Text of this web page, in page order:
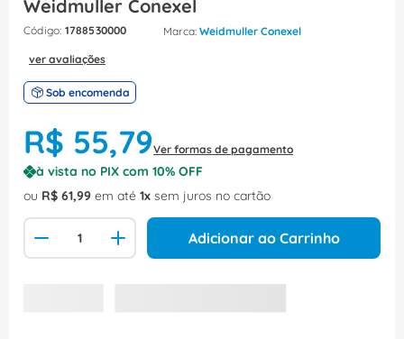
Weidmuller Conexel
: 1788530000 Weidmuller Conexel
ver avaliações
Sob encomenda
R$ 55,79Ver formas de pagamento
à vista no PIX com 10% OFF
ou R$ 61,99 em até 1 sem juros no cartão
Adicionar ao Carrinho